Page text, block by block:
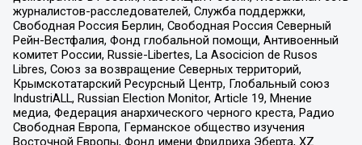
журналистов-расследователей, Служба поддержки,
Свободная Россия Берлин, Свободная Россия Северный
Рейн-Вестфалия, Фонд глобальной помощи, Антивоенный
комитет России, Russie-Libertes, La Asocicion de Rusos
Libres, Союз за возвращение Северных территорий,
Крымскотатарский Ресурсный Центр, Глобальный союз
IndustriALL, Russian Election Monitor, Article 19, Мнение
медиа, Федерация анархического черного креста, Радио
Свободная Европа, Германское общество изучения
Восточной Европы, Фонд имени Фридриха Эберта, XZ